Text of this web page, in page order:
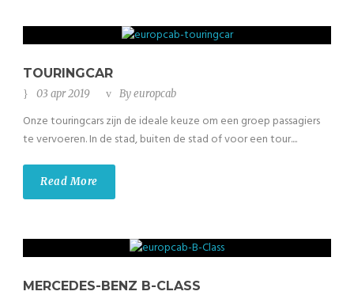
TOURINGCAR
03 apr 2019 Byeuropcab
Onze touringcars zijn de ideale keuze om een groep passagiers
te vervoeren. In de stad, buiten de stad of voor een tour....
Read More
MERCEDES-BENZ B-CLASS